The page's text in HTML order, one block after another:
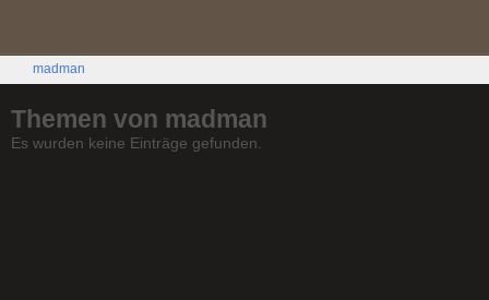
madman
Themen von madman
Es wurden keine Einträge gefunden.